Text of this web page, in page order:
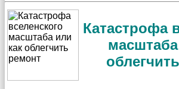
Катастрофа